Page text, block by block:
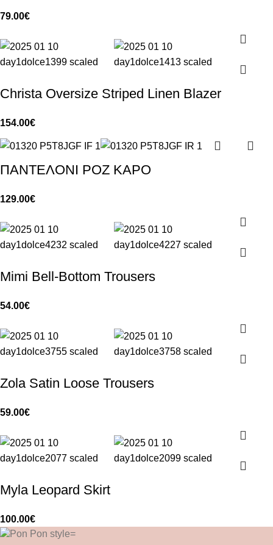
79.00€
Christa Oversize Striped Linen Blazer
154.00€
ΠΑΝΤΕΛΟΝΙ ΡΟΖ ΚΑΡΟ
129.00€
Mimi Bell-Bottom Trousers
54.00€
Zola Satin Loose Trousers
59.00€
Myla Leopard Skirt
100.00€